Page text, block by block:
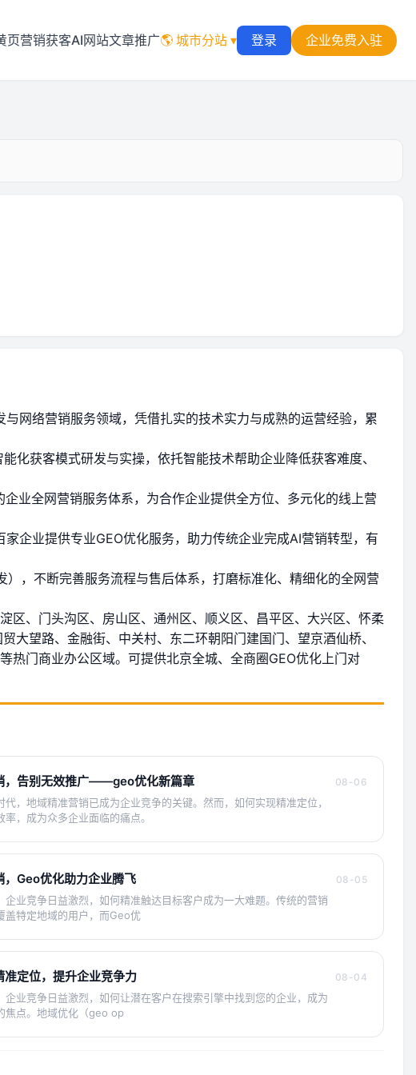
页营销获客AI网站文章推广🌎 城市分站 ▾ 登录 企业免费入驻
网络营销服务领域，凭借扎实的技术实力与成熟的运营经验，累
获客模式研发与实操，依托智能技术帮助企业降低获客难度、
业全网营销服务体系，为合作企业提供全方位、多元化的线上营
企业提供专业GEO优化服务，助力传统企业完成AI营销转型，有
，不断完善服务流程与售后体系，打磨标准化、精细化的全网营
区、门头沟区、房山区、通州区、顺义区、昌平区、大兴区、怀柔
大望路、金融街、中关村、东二环朝阳门建国门、望京酒仙桥、
热门商业办公区域。可提供北京全城、全商圈GEO优化上门对
，告别无效推广——geo优化新篇章
代，地域精准营销已成为企业竞争的关键。然而，如何实现精准定位，
，成为众多企业面临的痛点。
08-06
，Geo优化助力企业腾飞
企业竞争日益激烈，如何精准触达目标客户成为一大难题。传统的营销
盖特定地域的用户，而Geo优
08-05
准定位，提升企业竞争力
企业竞争日益激烈，如何让潜在客户在搜索引擎中找到您的企业，成为
焦点。地域优化（geo op
08-04